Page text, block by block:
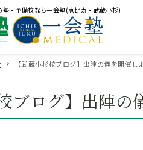
・予備校なら一会塾(恵比寿・武蔵小杉)
【武蔵小杉校ブログ】出陣の儀を開催し
ブログ】出陣の